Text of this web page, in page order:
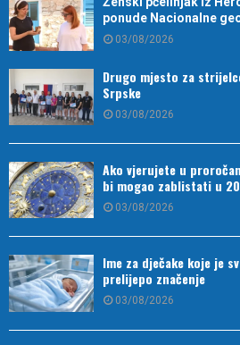
ponude Nacionalne
03/08/2026
Drugo mjesto za
Srpske
03/08/2026
Ako vjerujete u
bi mogao zablistati u
03/08/2026
Ime za dječake koje je
prelijepo značenje
03/08/2026